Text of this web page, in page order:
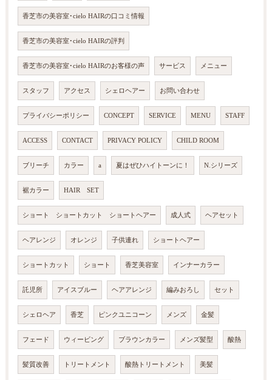
香芝市の美容室･cielo HAIRの口コミ情報
香芝市の美容室･cielo HAIRの評判
香芝市の美容室･cielo HAIRのお客様の声 サービス メニュー
スタッフ アクセス シェロヘアー お問い合わせ
プライバシーポリシー CONCEPT SERVICE MENU STAFF
ACCESS CONTACT PRIVACY POLICY CHILD ROOM
ブリーチ カラー a 夏はぜひハイトーンに！ N.シリーズ
裾カラー HAIR SET
ショート ショートカット ショートヘアー 成人式 ヘアセット
ヘアレンジ オレンジ 子供連れ ショートヘアー
ショートカット ショート 香芝美容室 インナーカラー
託児所 アイスブルー ヘアアレンジ 編みおろし セット
シェロヘア 香芝 ピンクユニコーン メンズ 金髪
フェード ウィービング ブラウンカラー メンズ髪型 酸熱
髪質改善 トリートメント 酸熱トリートメント 美髪